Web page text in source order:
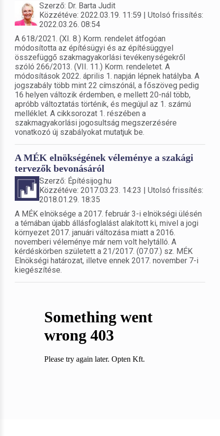
Szerző: Dr. Barta Judit
Közzétéve: 2022.03.19. 11:59 | Utolsó frissítés:
2022.03.26. 08:54
A 618/2021. (XI. 8.) Korm. rendelet átfogóan
módosította az építésügyi és az építésüggyel
összefüggő szakmagyakorlási tevékenységekről
szóló 266/2013. (VII. 11.) Korm. rendeletet. A
módosítások 2022. április 1. napján lépnek hatályba. A
jogszabály több mint 22 címszónál, a főszöveg pedig
16 helyen változik érdemben, e mellett 20-nál több,
apróbb változtatás történik, és megújul az 1. számú
melléklet. A cikksorozat 1. részében a
szakmagyakorlási jogosultság megszerzésére
vonatkozó új szabályokat mutatjuk be.
A MÉK elnökségének véleménye a szakági
tervezők bevonásáról
Szerző: Építésijog.hu
Közzétéve: 2017.03.23. 14:23 | Utolsó frissítés:
2018.01.29. 18:35
A MÉK elnöksége a 2017. február 3-i elnökségi ülésén
a témában újabb állásfoglalást alakított ki, mivel a jogi
környezet 2017. januári változása miatt a 2016.
novemberi véleménye már nem volt helytálló. A
kérdéskörben született a 21/2017. (07.07.) sz. MÉK
Elnökségi határozat, illetve ennek 2017. november 7-i
kiegészítése.